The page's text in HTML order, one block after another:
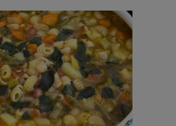
de préparation : 35 min
Temps de cuisson : 1h15
Nombre de couverts : 8